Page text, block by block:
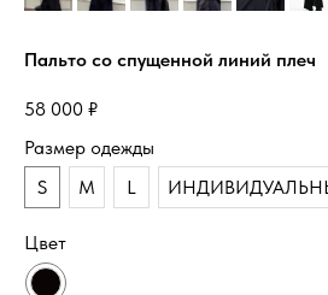
Пальто со спущенной линий плеч
58 000 ₽
Размер одежды
S
M L
Цвет